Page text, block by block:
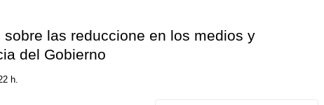
las reduccione en los medios y
del Gobierno
h.